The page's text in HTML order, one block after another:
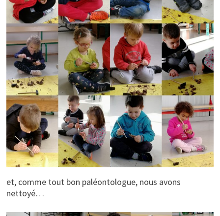
et, comme tout bon paléontologue, nous avons
nettoyé…